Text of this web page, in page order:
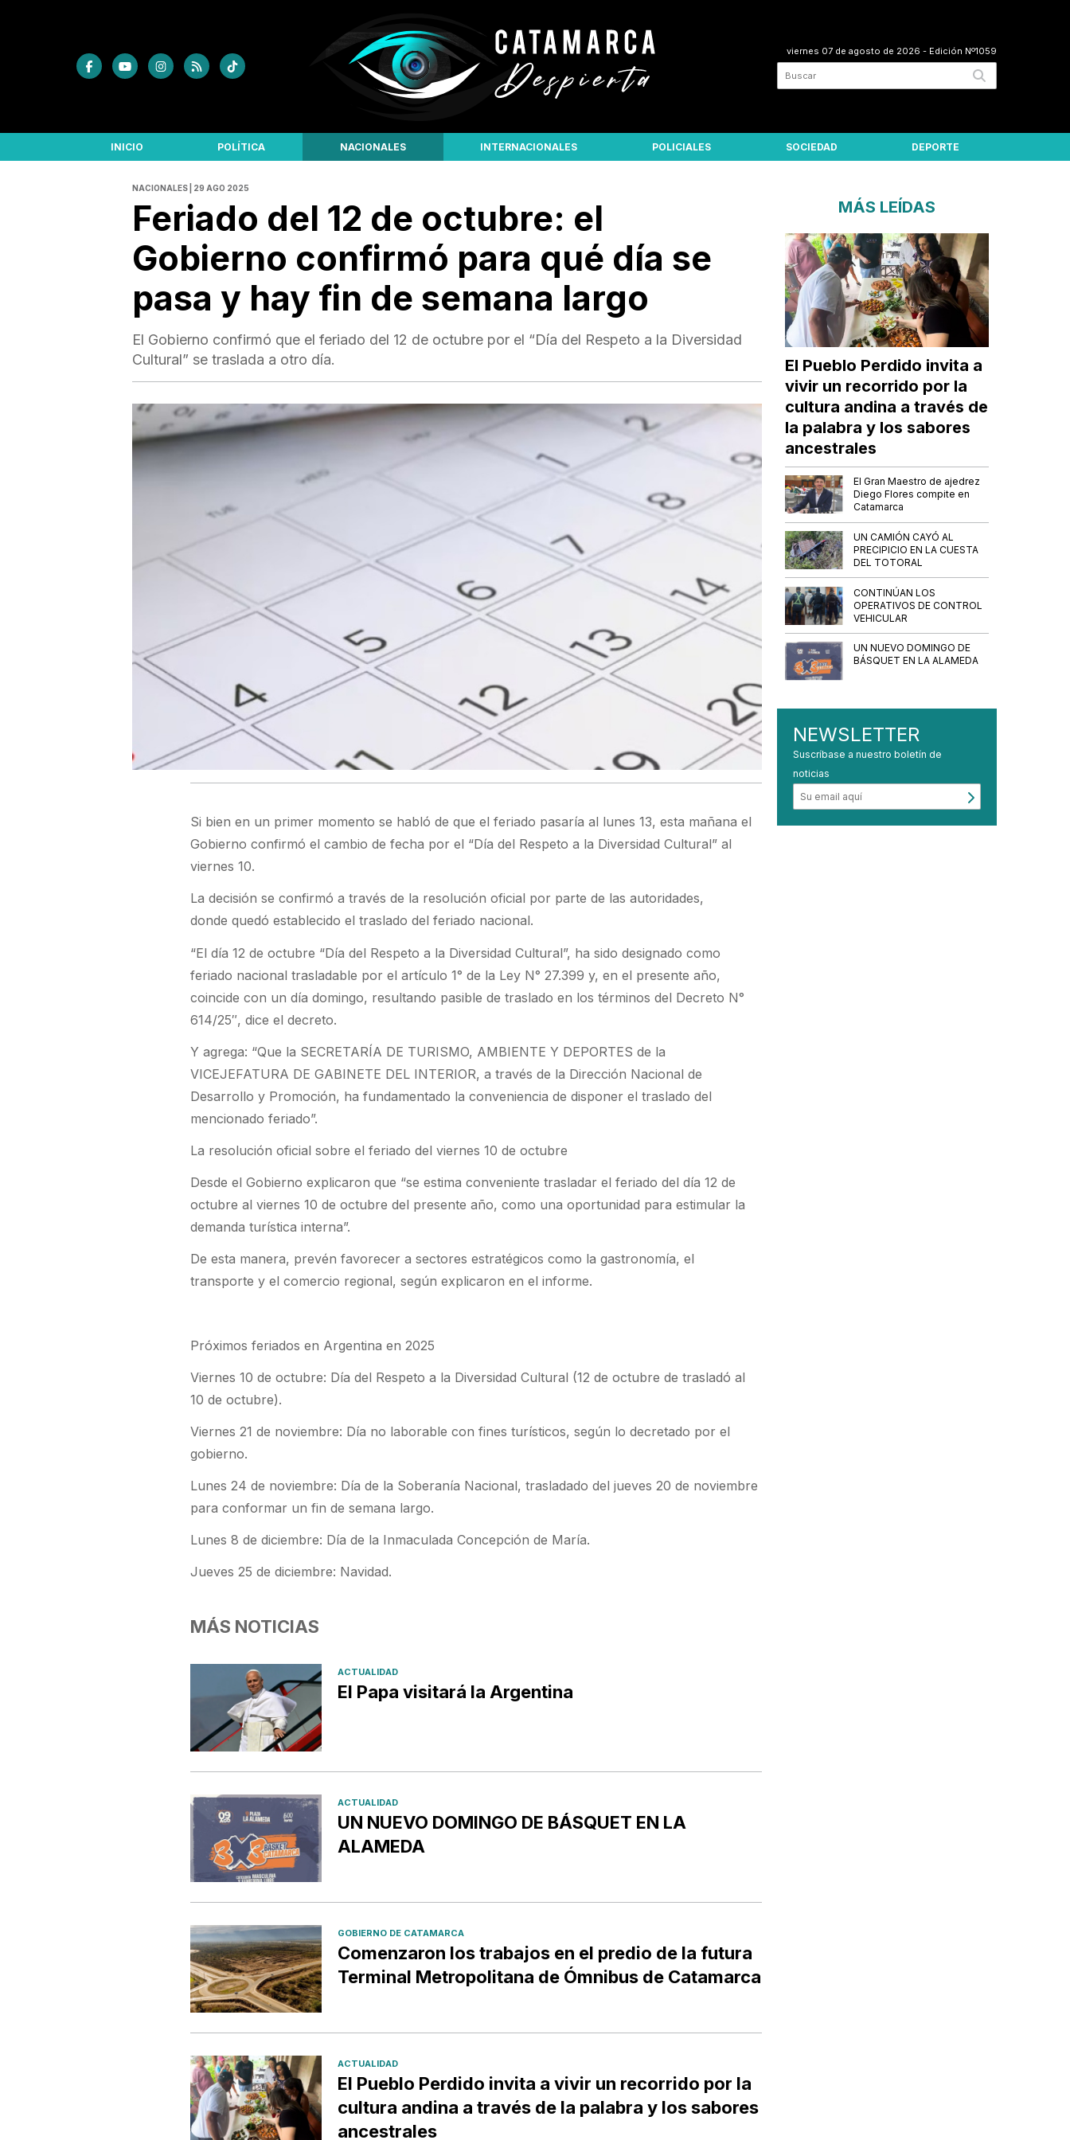
viernes 07 de agosto de 2026 - Edición Nº1059
INICIO POLÍTICA NACIONALES INTERNACIONALES POLICIALES SOCIEDAD DEPORTE
NACIONALES | 29 AGO 2025
Feriado del 12 de octubre: el
Gobierno confirmó para qué día se
pasa y hay fin de semana largo
El Gobierno confirmó que el feriado del 12 de octubre por el “Día del Respeto a la Diversidad
Cultural” se traslada a otro día.
Si bien en un primer momento se habló de que el feriado pasaría al lunes 13, esta mañana el
Gobierno confirmó el cambio de fecha por el “Día del Respeto a la Diversidad Cultural” al
viernes 10.
La decisión se confirmó a través de la resolución oficial por parte de las autoridades,
donde quedó establecido el traslado del feriado nacional.
“El día 12 de octubre “Día del Respeto a la Diversidad Cultural”, ha sido designado como
feriado nacional trasladable por el artículo 1° de la Ley N° 27.399 y, en el presente año,
coincide con un día domingo, resultando pasible de traslado en los términos del Decreto N°
614/25″, dice el decreto.
Y agrega: “Que la SECRETARÍA DE TURISMO, AMBIENTE Y DEPORTES de la
VICEJEFATURA DE GABINETE DEL INTERIOR, a través de la Dirección Nacional de
Desarrollo y Promoción, ha fundamentado la conveniencia de disponer el traslado del
mencionado feriado”.
La resolución oficial sobre el feriado del viernes 10 de octubre
Desde el Gobierno explicaron que “se estima conveniente trasladar el feriado del día 12 de
octubre al viernes 10 de octubre del presente año, como una oportunidad para estimular la
demanda turística interna”.
De esta manera, prevén favorecer a sectores estratégicos como la gastronomía, el
transporte y el comercio regional, según explicaron en el informe.
Próximos feriados en Argentina en 2025
Viernes 10 de octubre: Día del Respeto a la Diversidad Cultural (12 de octubre de trasladó al
10 de octubre).
Viernes 21 de noviembre: Día no laborable con fines turísticos, según lo decretado por el
gobierno.
Lunes 24 de noviembre: Día de la Soberanía Nacional, trasladado del jueves 20 de noviembre
para conformar un fin de semana largo.
Lunes 8 de diciembre: Día de la Inmaculada Concepción de María.
Jueves 25 de diciembre: Navidad.
MÁS NOTICIAS
ACTUALIDAD
El Papa visitará la Argentina
ACTUALIDAD
UN NUEVO DOMINGO DE BÁSQUET EN LA
ALAMEDA
GOBIERNO DE CATAMARCA
Comenzaron los trabajos en el predio de la futura
Terminal Metropolitana de Ómnibus de Catamarca
ACTUALIDAD
El Pueblo Perdido invita a vivir un recorrido por la
cultura andina a través de la palabra y los sabores
ancestrales
MÁS LEÍDAS
El Pueblo Perdido invita a
vivir un recorrido por la
cultura andina a través de
la palabra y los sabores
ancestrales
El Gran Maestro de ajedrez
Diego Flores compite en
Catamarca
UN CAMIÓN CAYÓ AL
PRECIPICIO EN LA CUESTA
DEL TOTORAL
CONTINÚAN LOS
OPERATIVOS DE CONTROL
VEHICULAR
UN NUEVO DOMINGO DE
BÁSQUET EN LA ALAMEDA
NEWSLETTER
Suscríbase a nuestro boletín de
noticias